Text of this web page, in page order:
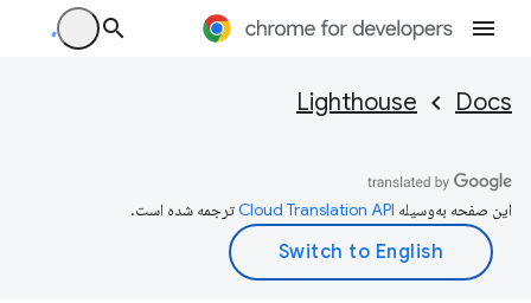
Docs
Lighthouse
این صفحه به‌وسیله ترجمه شده است.